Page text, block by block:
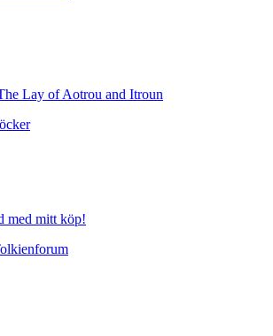
Lay of Aotrou and Itroun
med mitt köp!